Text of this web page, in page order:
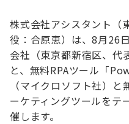
株式会社アシスタント（
役：合原恵）は、8月26
会社（東京都新宿区、代
と、無料RPAツール「
（マイクロソフト社）
ーケティングツールをテ
催します。